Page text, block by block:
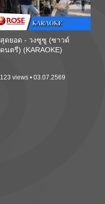
สุดยอด - วงซูซู (ซาวด์
ดนตรี) (KARAOKE)
123 views • 03.07.2569